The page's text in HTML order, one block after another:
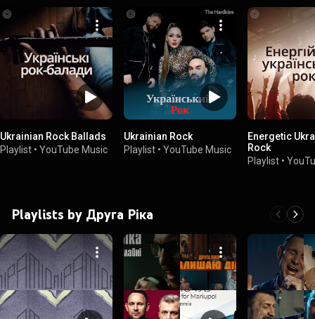
Ukrainian Rock Ballads
Playlist • YouTube Music
Ukrainian Rock
Playlist • YouTube Music
Energetic
Rock
Playlist •
Playlists by Друга Ріка